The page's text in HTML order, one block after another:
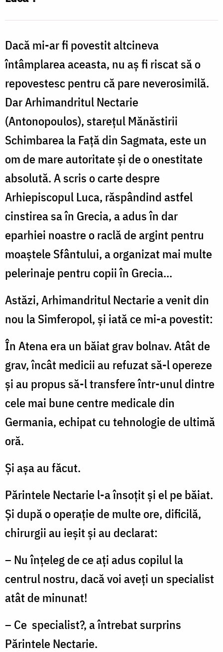
Germania
și
i-
a
uimit
pe
cei
mai
buni
doctori
Dacă mi-ar fi povestit altcineva
întâmplarea aceasta, nu aș fi riscat să o
repovestesc pentru că pare neverosimilă.
Dar Arhimandritul Nectarie
(Antonopoulos), starețul Mănăstirii
Schimbarea la Față din Sagmata, este un
om de mare autoritate și de o onestitate
absolută. A scris o carte despre
Arhiepiscopul Luca, răspândind astfel
cinstirea sa în Grecia, a adus în dar
eparhiei noastre o raclă de argint pentru
moaștele Sfântului, a organizat mai multe
pelerinaje pentru copii în Grecia...
Astăzi, Arhimandritul Nectarie a venit din
nou la Simferopol, și iată ce mi-a povestit:
În Atena era un băiat grav bolnav. Atât de
grav, încât medicii au refuzat să-l opereze
și au propus să-l transfere într-unul dintre
cele mai bune centre medicale din
Germania, echipat cu tehnologie de ultimă
oră.
Și așa au făcut.
Părintele Nectarie l-a însoțit și el pe băiat.
Și după o operație de multe ore, dificilă,
chirurgii au ieșit și au declarat:
– Nu înțeleg de ce ați adus copilul la
centrul nostru, dacă voi aveți un specialist
atât de minunat!
– Ce specialist?, a întrebat surprins
Părintele Nectarie.